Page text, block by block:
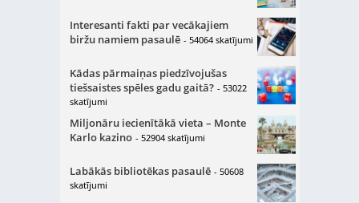
Interesanti fakti par vecākajiem
biržu namiem pasaulē - 54064 skatījumi
Kādas pārmaiņas piedzīvojušas
tiešsaistes spēles gadu gaitā? - 53022
skatījumi
Miljonāru iecienītākā vieta – Monte
Karlo kazino - 52904 skatījumi
Labākās bibliotēkas pasaulē - 50608
skatījumi